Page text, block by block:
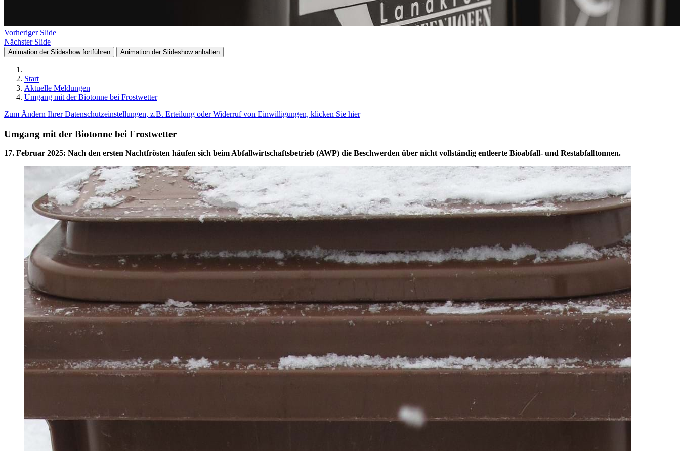
Vorheriger Slide
Nächster Slide
Animation der Slideshow fortführen Animation der Slideshow anhalten
Start
Aktuelle Meldungen
Umgang mit der Biotonne bei Frostwetter
Zum Ändern Ihrer Datenschutzeinstellungen, z.B. Erteilung oder Widerruf von Einwilligungen, klicken Sie hier
Umgang mit der Biotonne bei Frostwetter
17. Februar 2025: Nach den ersten Nachtfrösten häufen sich beim Abfallwirtschaftsbetrieb (AWP) die Beschwerden über nicht vollständig entleerte Bioabfall- und Restabfalltonnen.